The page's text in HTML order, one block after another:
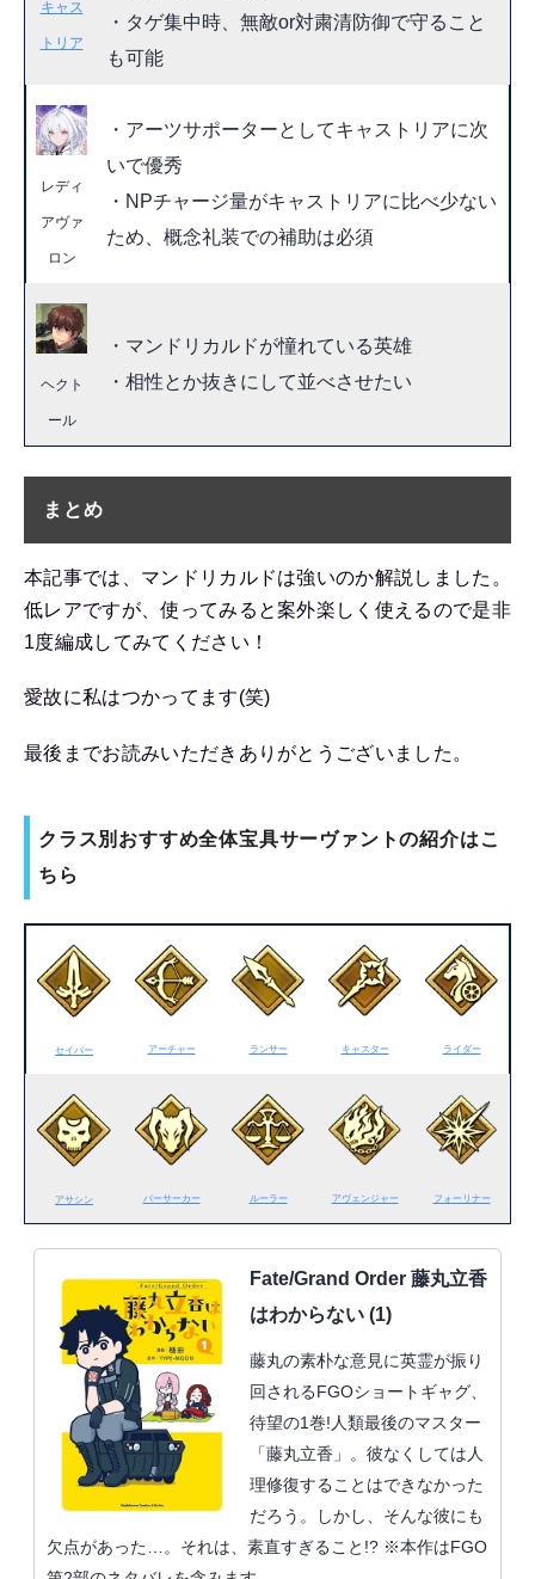
キャス
トリア
・タゲ集中時、無敵or対粛清防御で守ること
も可能
レディ
アヴァ
ロン
・アーツサポーターとしてキャストリアに次
いで優秀
・NPチャージ量がキャストリアに比べ少ない
ため、概念礼装での補助は必須
ヘクト
ール
・マンドリカルドが憧れている英雄
・相性とか抜きにして並べさせたい
まとめ
本記事では、マンドリカルドは強いのか解説しました。
低レアですが、使ってみると案外楽しく使えるので是非
1度編成してみてください！
愛故に私はつかってます(笑)
最後までお読みいただきありがとうございました。
クラス別おすすめ全体宝具サーヴァントの紹介はこ
ちら
セイバー アーチャー ランサー キャスター ライダー
アサシン バーサーカー ルーラー アヴェンジャー フォーリナー
Fate/Grand Order 藤丸立香
はわからない (1)
藤丸の素朴な意見に英霊が振り
回されるFGOショートギャグ、
待望の1巻!人類最後のマスター
「藤丸立香」。彼なくしては人
理修復することはできなかった
だろう。しかし、そんな彼にも
欠点があった…。それは、素直すぎること!? ※本作はFGO